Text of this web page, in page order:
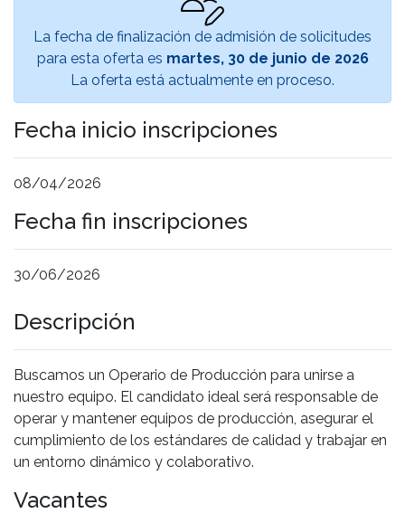
La fecha de finalización de admisión de solicitudes
para esta oferta es martes, 30 de junio de 2026
La oferta está actualmente en proceso.
Fecha inicio inscripciones
08/04/2026
Fecha fin inscripciones
30/06/2026
Descripción
Buscamos un Operario de Producción para unirse a
nuestro equipo. El candidato ideal será responsable de
operar y mantener equipos de producción, asegurar el
cumplimiento de los estándares de calidad y trabajar en
un entorno dinámico y colaborativo.
Vacantes